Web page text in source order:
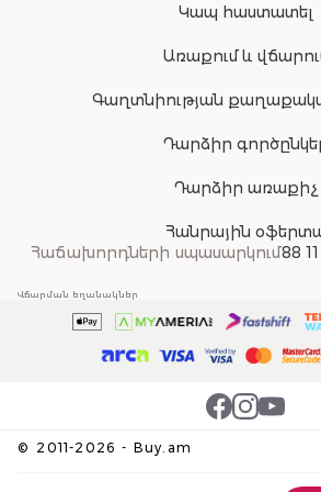
Կապ հաստատել
Առաքում և
Գաղտնիության
Դարձիր
Դարձիր առաքիչ
Հանրային
Հաճախորդների սպասարկում88 11
© 2011-2026 - Buy.am
Վճարման եղանակներ